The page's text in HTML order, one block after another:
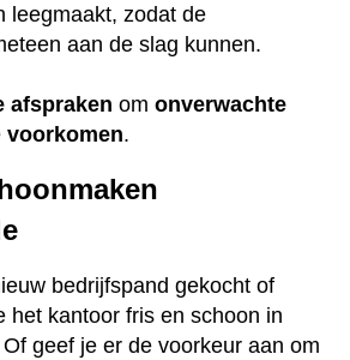
leegmaakt, zodat de
aan de slag kunnen.
afspraken om onverwachte
voorkomen.
bedrijfspand gekocht of
het kantoor fris en schoon in
geef je er de voorkeur aan om